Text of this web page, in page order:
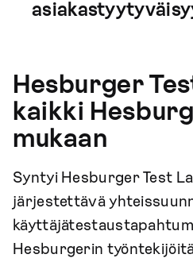
Hesburger
kaikki
mukaan
Syntyi Hesburger Test
järjestettävä
Hesburgerin